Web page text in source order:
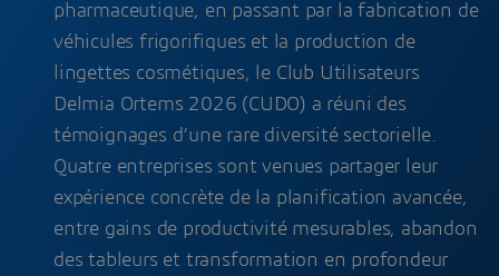
pharmaceutique, en passant par la fabrication de
véhicules frigorifiques et la production de
lingettes cosmétiques, le Club Utilisateurs
Delmia Ortems 2026 (CUDO) a réuni des
témoignages d’une rare diversité sectorielle.
Quatre entreprises sont venues partager leur
expérience concrète de la planification avancée,
entre gains de productivité mesurables, abandon
des tableurs et transformation en profondeur